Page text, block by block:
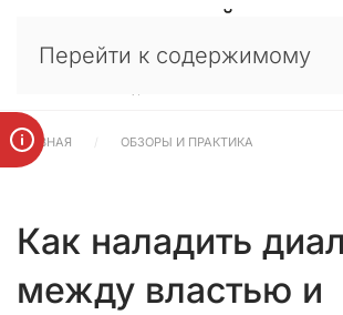
Перейти к содержимому
ГЛАВНАЯ ОБЗОРЫ И ПРАКТИКА
Как наладить
между властью и
×
в
е
к
л
и